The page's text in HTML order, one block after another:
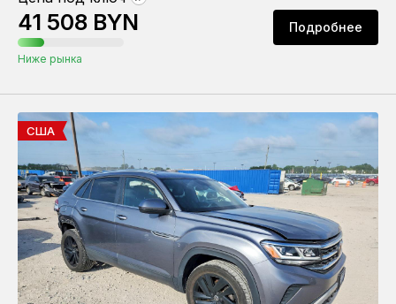
41 508 BYN
Ниже рынка
Подробнее
США